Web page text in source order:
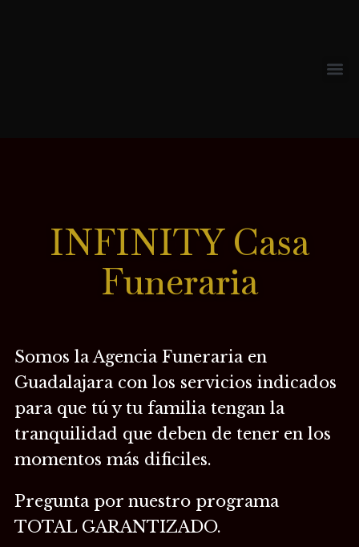
INFINITY Casa
Funeraria
Somos la Agencia Funeraria en
Guadalajara con los servicios indicados
para que tú y tu familia tengan la
tranquilidad que deben de tener en los
momentos más dificiles.
Pregunta por nuestro programa
TOTAL GARANTIZADO.